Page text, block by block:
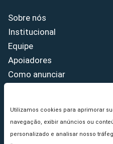
Utilizamos cookies para aprimorar
navegação, exibir anúncios ou
personalizado e analisar nosso
Sobre nós
Institucional
Equipe
Apoiadores
Como anunciar
Princípios Editoriais